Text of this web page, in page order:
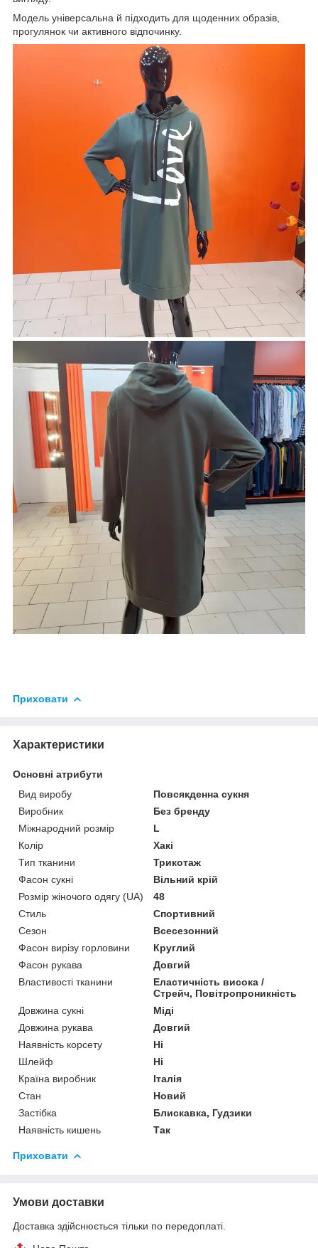
Модель універсальна й підходить для щоденних образів,
прогулянок чи активного відпочинку.
Приховати
Характеристики
Основні атрибути
Вид виробу
Повсякденна сукня
Виробник
Без бренду
Міжнародний розмір
L
Колір
Хакі
Тип тканини
Трикотаж
Фасон сукні
Вільний крій
Розмір жіночого одягу (UA)
48
Стиль
Спортивний
Сезон
Всесезонний
Фасон вирізу горловини
Круглий
Фасон рукава
Довгий
Властивості тканини
Еластичність висока /
Стрейч, Повітропроникність
Довжина сукні
Міді
Довжина рукава
Довгий
Наявність корсету
Ні
Шлейф
Ні
Країна виробник
Італія
Стан
Новий
Застібка
Блискавка, Гудзики
Наявність кишень
Так
Приховати
Умови доставки
Доставка здійснюється тільки по передоплаті.